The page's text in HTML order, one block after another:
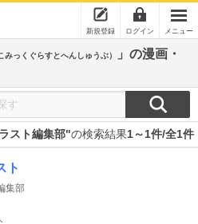
新規登録 ログイン メニュー
みっくぐらすとへんしゅうぶ）
」の漫画・
スト編集部"の検索結果1～1件/全1件
ト
集部